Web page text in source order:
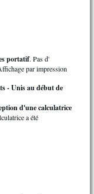
portatif. Pas d'
par impression
- Unis au début de
d'une calculatrice
a été